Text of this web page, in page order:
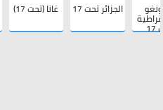
الجزائر تحت 17 غانا (تحت 17)